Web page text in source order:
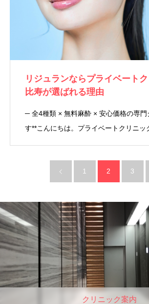
リジュランならプライベート
比寿が選ばれる理由
─ 全4種類 × 無料麻酔 × 安心価格の専門
す**こんにちは。プライベートクリニッ
1 2 3
クリニック案内